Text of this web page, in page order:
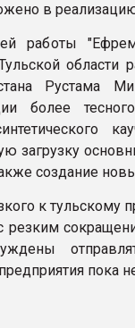
в
работы
Рустама
более
загрузку
создание
к тульскому
резким
пока